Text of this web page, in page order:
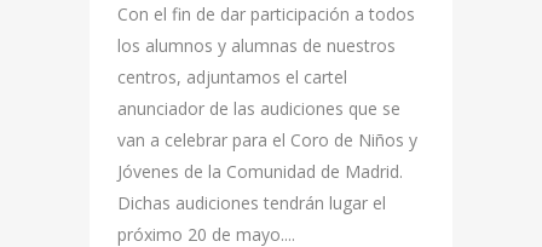
Con el fin de dar participación a todos
los alumnos y alumnas de nuestros
centros, adjuntamos el cartel
anunciador de las audiciones que se
van a celebrar para el Coro de Niños y
Jóvenes de la Comunidad de Madrid.
Dichas audiciones tendrán lugar el
próximo 20 de mayo....